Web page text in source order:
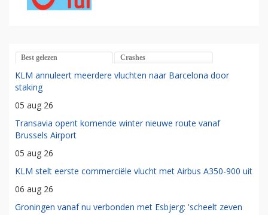
Best gelezen Crashes
KLM annuleert meerdere vluchten naar Barcelona door
staking
05 aug 26
Transavia opent komende winter nieuwe route vanaf
Brussels Airport
05 aug 26
KLM stelt eerste commerciële vlucht met Airbus A350-900 uit
06 aug 26
Groningen vanaf nu verbonden met Esbjerg: 'scheelt zeven